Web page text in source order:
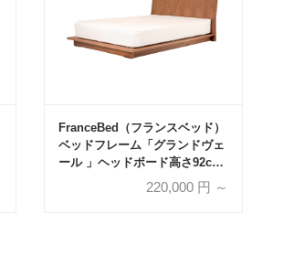
FranceBed（フランスベッド）
ベッドフレーム「グランドヴェ
ール 」ヘッドボード高さ92cm
天然木 全4色【受注生産品】
220,000 円 ～